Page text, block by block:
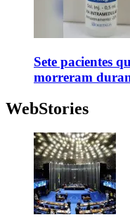
Sete pacientes
morreram
WebStories